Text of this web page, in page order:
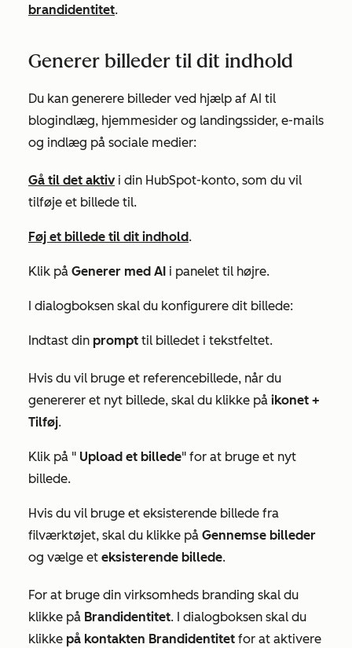
brandidentitet.
Generer billeder til dit indhold
Du kan generere billeder ved hjælp af AI til
blogindlæg, hjemmesider og landingssider, e-mails
og indlæg på sociale medier:
Gå til det aktivi din HubSpot-konto, som du vil
tilføje et billede til.
Føj et billede til dit indhold.
Klik på Generer med AI i panelet til højre.
I dialogboksen skal du konfigurere dit billede:
Indtast din prompt til billedet i tekstfeltet.
Hvis du vil bruge et referencebillede, når du
genererer et nyt billede, skal du klikke på ikonet +
Tilføj.
Klik på " Upload et billede" for at bruge et nyt
billede.
Hvis du vil bruge et eksisterende billede fra
filværktøjet, skal du klikke på Gennemse billeder
og vælge et eksisterende billede.
For at bruge din virksomheds branding skal du
klikke på Brandidentitet. I dialogboksen skal du
klikke på kontakten Brandidentitet for at aktivere